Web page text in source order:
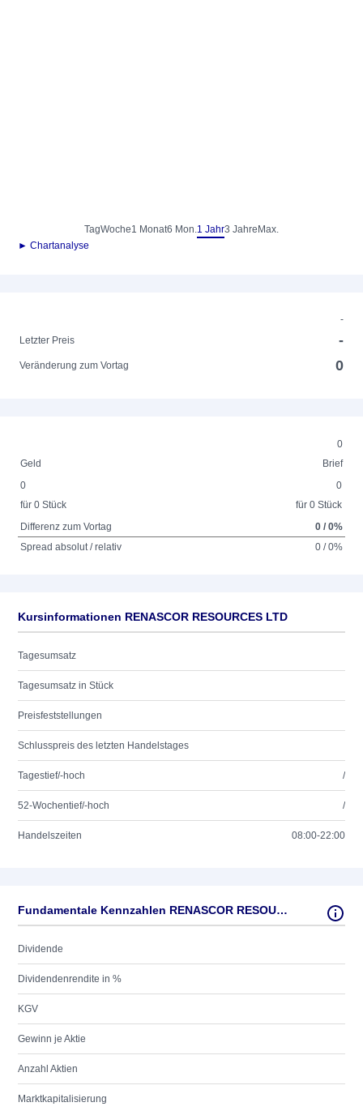
TagWoche1 Monat6 Mon.1 Jahr3 Jahre Max.
► Chartanalyse
-
Letzter Preis
-
Veränderung zum Vortag 0
0
Geld
Brief
0
für 0 Stück
0
für 0 Stück
Differenz zum Vortag
0 / 0%
Spread absolut / relativ
0 / 0%
Kursinformationen RENASCOR RESOURCES LTD
Tagesumsatz
Tagesumsatz in Stück
Preisfeststellungen
Schlusspreis des letzten Handelstages
Tagestief/-hoch /
52-Wochentief/-hoch /
Handelszeiten 08:00-22:00
Fundamentale Kennzahlen RENASCOR RESOURCES LTD
Dividende
Dividendenrendite in %
KGV
Gewinn je Aktie
Anzahl Aktien
Marktkapitalisierung